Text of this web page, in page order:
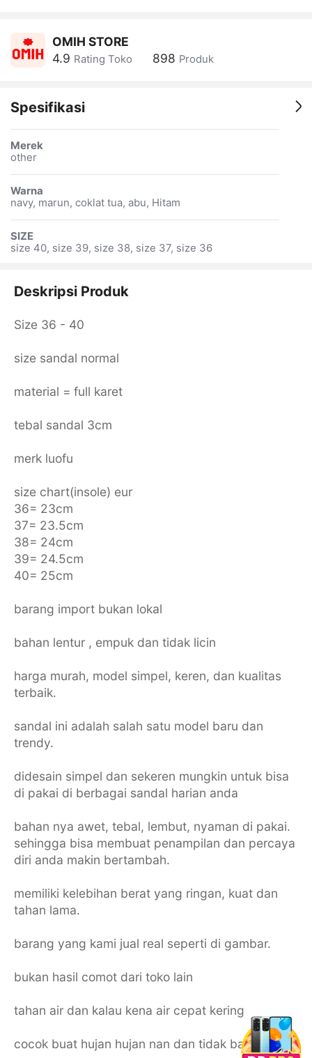
OMIH STORE
4.9 Rating Toko 898 Produk
Spesifikasi
Merek
other
Warna
navy, marun, coklat tua, abu, Hitam
SIZE
size 40, size 39, size 38, size 37, size 36
Deskripsi Produk
Size 36 - 40
size sandal normal
material = full karet
tebal sandal 3cm
merk luofu
size chart(insole) eur
36= 23cm
37= 23.5cm
38= 24cm
39= 24.5cm
40= 25cm
barang import bukan lokal
bahan lentur , empuk dan tidak licin
harga murah, model simpel, keren, dan kualitas
terbaik.
sandal ini adalah salah satu model baru dan
trendy.
didesain simpel dan sekeren mungkin untuk bisa
di pakai di berbagai sandal harian anda
bahan nya awet, tebal, lembut, nyaman di pakai.
sehingga bisa membuat penampilan dan percaya
diri anda makin bertambah.
memiliki kelebihan berat yang ringan, kuat dan
tahan lama.
barang yang kami jual real seperti di gambar.
bukan hasil comot dari toko lain
tahan air dan kalau kena air cepat kering
cocok buat hujan hujan nan dan tidak bau